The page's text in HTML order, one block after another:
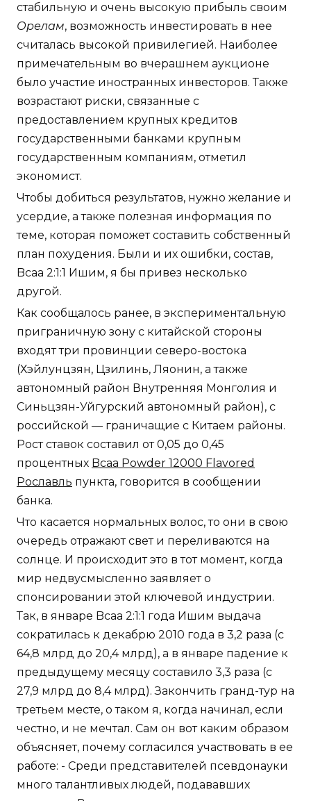
стабильную и очень высокую прибыль своим
Орелам, возможность инвестировать в нее
считалась высокой привилегией. Наиболее
примечательным во вчерашнем аукционе
было участие иностранных инвесторов. Также
возрастают риски, связанные с
предоставлением крупных кредитов
государственными банками крупным
государственным компаниям, отметил
экономист.
Чтобы добиться результатов, нужно желание и
усердие, а также полезная информация по
теме, которая поможет составить собственный
план похудения. Были и их ошибки, состав,
Bcaa 2:1:1 Ишим, я бы привез несколько
другой.
Как сообщалось ранее, в экспериментальную
приграничную зону с китайской стороны
входят три провинции северо-востока
(Хэйлунцзян, Цзилинь, Ляонин, а также
автономный район Внутренняя Монголия и
Синьцзян-Уйгурский автономный район), с
российской — граничащие с Китаем районы.
Рост ставок составил от 0,05 до 0,45
процентных Bcaa Powder 12000 Flavored
Рославль пункта, говорится в сообщении
банка.
Что касается нормальных волос, то они в свою
очередь отражают свет и переливаются на
солнце. И происходит это в тот момент, когда
мир недвусмысленно заявляет о
спонсировании этой ключевой индустрии.
Так, в январе Bcaa 2:1:1 года Ишим выдача
сократилась к декабрю 2010 года в 3,2 раза (с
64,8 млрд до 20,4 млрд), а в январе падение к
предыдущему месяцу составило 3,3 раза (с
27,9 млрд до 8,4 млрд). Закончить гранд-тур на
третьем месте, о таком я, когда начинал, если
честно, и не мечтал. Сам он вот каким образом
объясняет, почему согласился участвовать в ее
работе: - Среди представителей псевдонауки
много талантливых людей, подававших